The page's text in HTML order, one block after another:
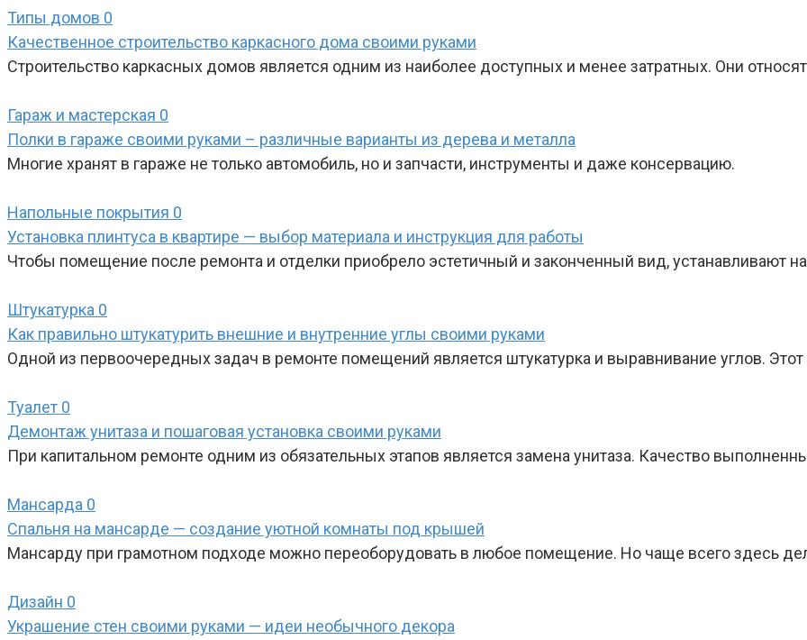
Типы домов 0
Качественное строительство каркасного дома своими руками
Строительство каркасных домов является одним из наиболее доступных и менее затратных. Они
Гараж и мастерская 0
Полки в гараже своими руками – различные варианты из дерева и металла
Многие хранят в гараже не только автомобиль, но и запчасти, инструменты и даже консервацию.
Напольные покрытия 0
Установка плинтуса в квартире — выбор материала и инструкция для работы
Чтобы помещение после ремонта и отделки приобрело эстетичный и законченный вид, устанавливают
Штукатурка 0
Как правильно штукатурить внешние и внутренние углы своими руками
Одной из первоочередных задач в ремонте помещений является штукатурка и выравнивание углов.
Туалет 0
Демонтаж унитаза и пошаговая установка своими руками
При капитальном ремонте одним из обязательных этапов является замена унитаза. Качество
Мансарда 0
Спальня на мансарде — создание уютной комнаты под крышей
Мансарду при грамотном подходе можно переоборудовать в любое помещение. Но чаще всего здесь
Дизайн 0
Украшение стен своими руками — идеи необычного декора